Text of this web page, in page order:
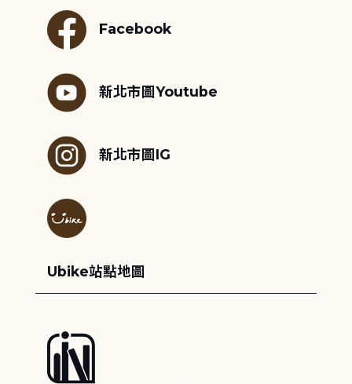
Facebook
新北市圖Youtube
新北市圖IG
Ubike站點地圖